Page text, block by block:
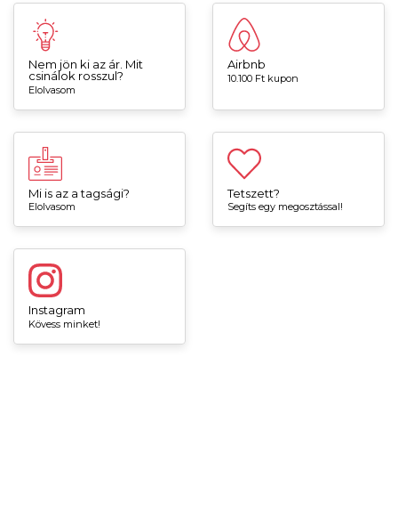
Nem jön ki az ár. Mit
csinálok rosszul?
Elolvasom
Airbnb
10.100 Ft kupon
Mi is az a tagsági?
Elolvasom
Tetszett?
Segíts egy megosztással!
Instagram
Kövess minket!